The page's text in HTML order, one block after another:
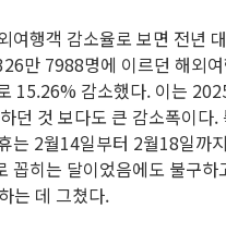
여행객 감소율로 보면 전년
만 7988명에 이르던 해외
15.26% 감소했다. 이는
던 것 보다도 큰 감소폭이다.
는 2월14일부터 2월18일까
꼽히는 달이었음에도 불구하
는 데 그쳤다.